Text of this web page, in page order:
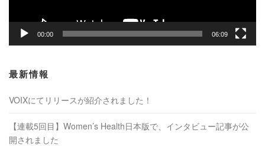
00:00 06:09
最新情報
VOIXにてリリースが紹介されました！
【連載5回目】Women’s Health日本版で、インタビュー記事が公
開されました